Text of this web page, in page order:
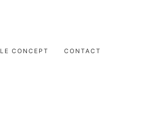
LE CONCEPT CONTACT